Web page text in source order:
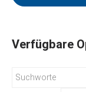
Verfügbare